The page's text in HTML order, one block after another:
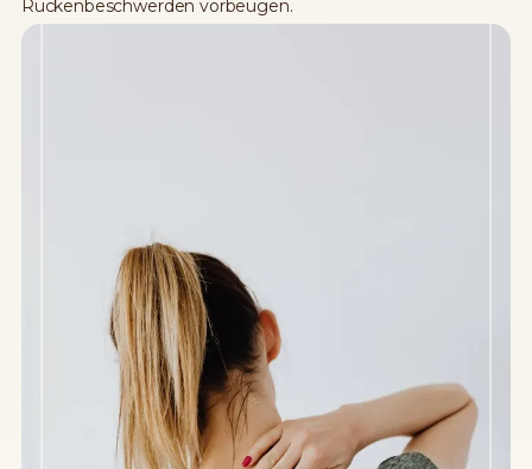
Rückenbeschwerden vorbeugen.